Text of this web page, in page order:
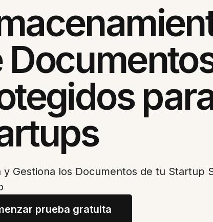
y Gestiona los Documentos de tu Startup
prueba gratuita